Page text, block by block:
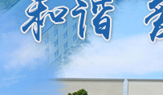
通知公告 表彰奖励